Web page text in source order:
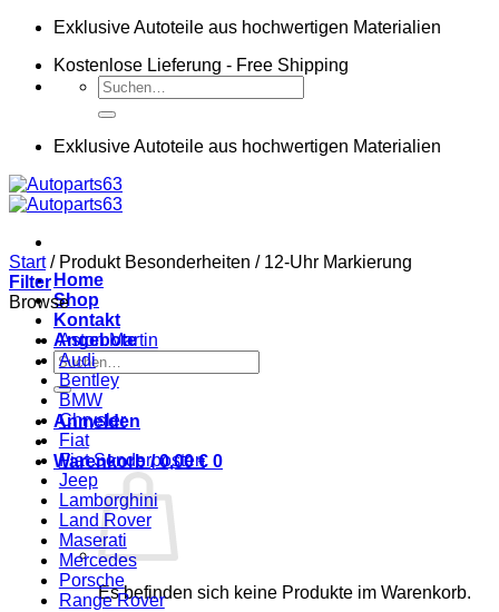
Zum
springen
Exklusive Autoteile aus hochwertigen Materialien
Kostenlose Lieferung - Free Shipping
Suchen
nach:
Exklusive Autoteile aus hochwertigen Materialien
Home
Shop
Kontakt
Angebote
Suchen
nach:
Anmelden
Warenkorb /0,00€ 0
Es befinden sich keine Produkte im Warenkorb.
Start /Produkt Besonderheiten /12-Uhr Markierung
Filter
Browse
Aston Martin
Audi
Bentley
BMW
Chrysler
Fiat
Fiat Sonderposten
Jeep
Lamborghini
Land Rover
Maserati
Mercedes
Porsche
Range Rover